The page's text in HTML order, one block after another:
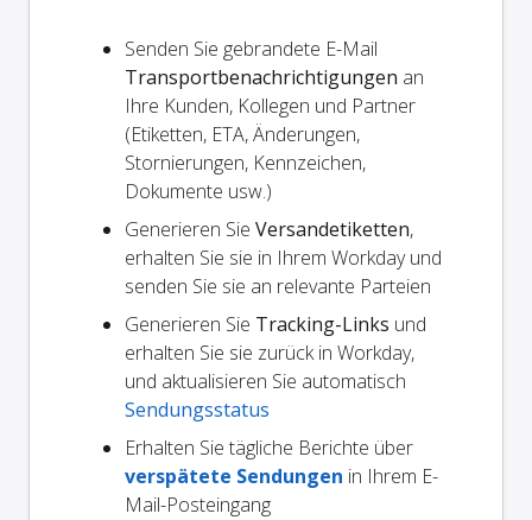
Senden Sie gebrandete E-Mail
Transportbenachrichtigungen an
Ihre Kunden, Kollegen und Partner
(Etiketten, ETA, Änderungen,
Stornierungen, Kennzeichen,
Dokumente usw.)
Generieren Sie Versandetiketten,
erhalten Sie sie in Ihrem Workday und
senden Sie sie an relevante Parteien
Generieren Sie Tracking-Links und
erhalten Sie sie zurück in Workday,
und aktualisieren Sie automatisch
Sendungsstatus
Erhalten Sie tägliche Berichte über
verspätete Sendungen in Ihrem E-
Mail-Posteingang